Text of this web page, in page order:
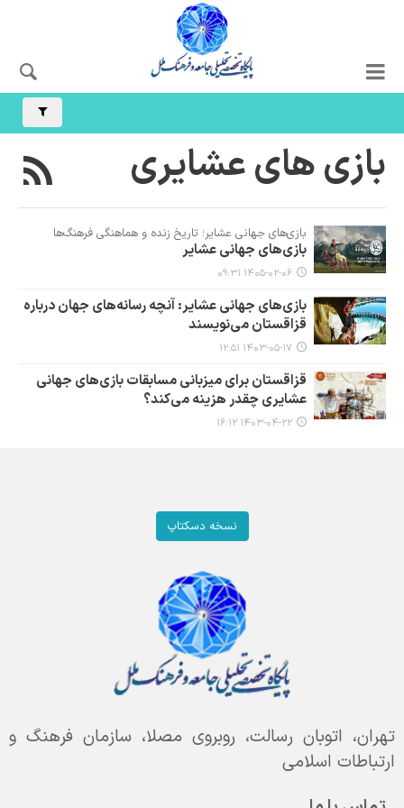
بازی های عشایری
بازی‌های جهانی عشایر؛ تاریخ زنده و هماهنگی فرهنگ‌ها
بازی‌های جهانی عشایر
۱۴۰۵-۰۲-۰۶ ۰۹:۳۱
بازی‌های جهانی عشایر: آنچه رسانه‌های جهان درباره
قزاقستان می‌نویسند
۱۴۰۳-۰۵-۱۷ ۱۲:۵۱
قزاقستان برای میزبانی مسابقات بازی‌های جهانی
عشایری چقدر هزینه می‌کند؟
۱۴۰۳-۰۴-۲۲ ۱۶:۱۲
نسخه دسکتاپ
تهران، اتوبان رسالت، روبروی مصلا، سازمان فرهنگ و
ارتباطات اسلامی